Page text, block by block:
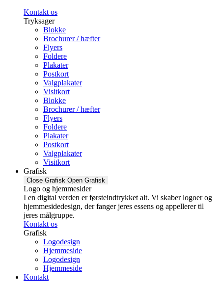
Kontakt os
Tryksager
Blokke
Brochurer / hæfter
Flyers
Foldere
Plakater
Postkort
Valgplakater
Visitkort
Blokke
Brochurer / hæfter
Flyers
Foldere
Plakater
Postkort
Valgplakater
Visitkort
Grafisk
Close Grafisk Open Grafisk
Logo og hjemmesider
I en digital verden er førsteindtrykket alt. Vi skaber logoer og
hjemmesidedesign, der fanger jeres essens og appellerer til
jeres målgruppe.
Kontakt os
Grafisk
Logodesign
Hjemmeside
Logodesign
Hjemmeside
Kontakt